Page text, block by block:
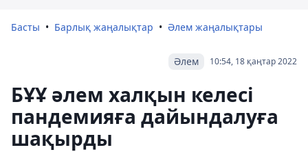
Басты Барлық жаңалықтар Әлем жаңалықтары
10:54, 18 қаңтар 2022
Әлем
БҰҰ әлем халқын келесі
пандемияға дайындалуға
шақырды